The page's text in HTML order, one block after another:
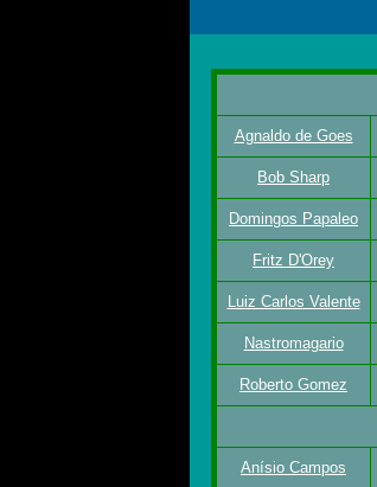
Agnaldo de Goes
Bob Sharp
Domingos Papaleo
Fritz D'Orey
Luiz Carlos Valente
Nastromagario
Roberto Gomez
Anísio Campos